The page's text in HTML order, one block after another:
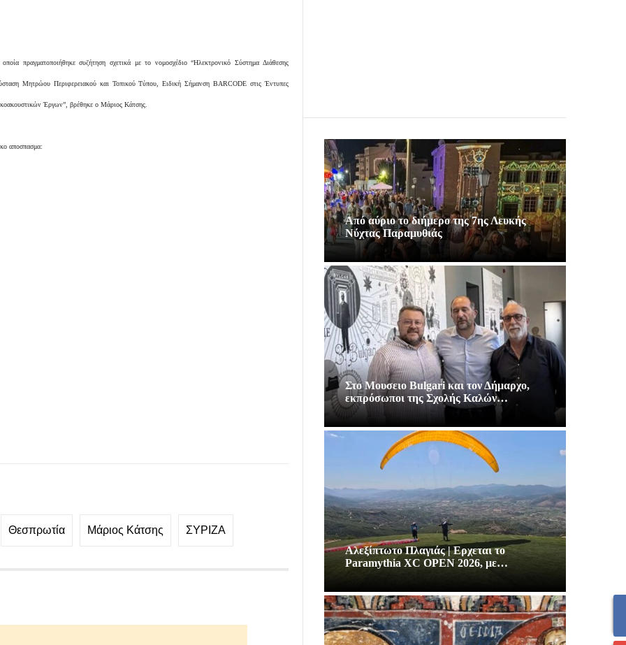
πραγματοποιήθηκε συζήτηση σχετικά με το νομοσχέδιο “Ηλεκτρονικό Σύστημα Διάθεσης
Μητρώου Περιφερειακού και Τοπικού Τύπου, Ειδική Σήμανση BARCODE στις Έντυπες
Έργων”, βρέθηκε ο Μάριος Κάτσης.
αποσπασμα:
Θεσπρωτία Μάριος Κάτσης ΣΥΡΙΖΑ
Από αύριο το διήμερο της 7ης Λευκής
Νύχτας Παραμυθιάς
Στο Μουσειο Bulgari και τον Δήμαρχο,
εκπρόσωποι της Σχολής Καλών…
Αλεξίπτωτο Πλαγιάς | Ερχεται το
Paramythia XC OPEN 2026, με…